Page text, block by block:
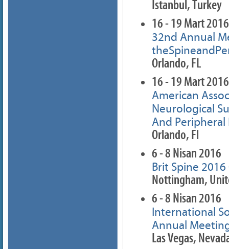
Istanbul, Turkey
16 - 19 Mart 2016
32nd Annual
Orlando, FL
16 - 19 Mart 2016
American
Neurological
And Peripheral
Orlando, Fl
6 - 8 Nisan 2016
Brit Spine
Nottingham,
6 - 8 Nisan 2016
International
Annual
Las Vegas,